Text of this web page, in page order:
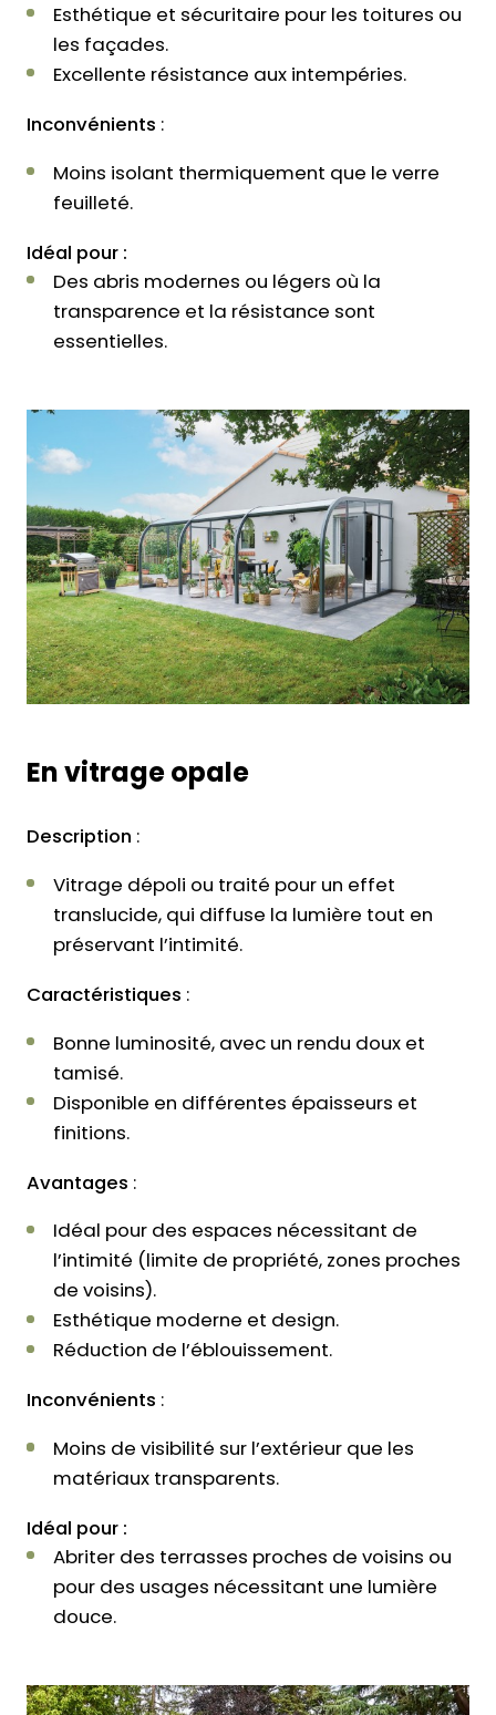
Esthétique et sécuritaire pour les toitures ou
les façades.
Excellente résistance aux intempéries.
Inconvénients :
Moins isolant thermiquement que le verre
feuilleté.
Idéal pour :
Des abris modernes ou légers où la
transparence et la résistance sont
essentielles.
En vitrage opale
Description :
Vitrage dépoli ou traité pour un effet
translucide, qui diffuse la lumière tout en
préservant l’intimité.
Caractéristiques :
Bonne luminosité, avec un rendu doux et
tamisé.
Disponible en différentes épaisseurs et
finitions.
Avantages :
Idéal pour des espaces nécessitant de
l’intimité (limite de propriété, zones proches
de voisins).
Esthétique moderne et design.
Réduction de l’éblouissement.
Inconvénients :
Moins de visibilité sur l’extérieur que les
matériaux transparents.
Idéal pour :
Abriter des terrasses proches de voisins ou
pour des usages nécessitant une lumière
douce.